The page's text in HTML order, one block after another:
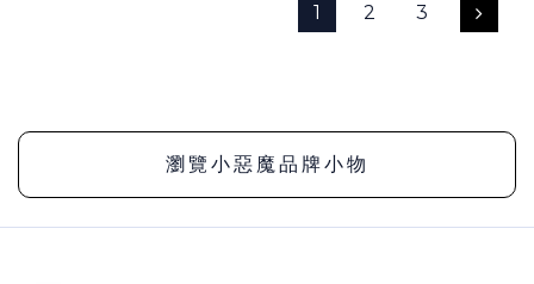
1 2 3
瀏覽小惡魔品牌小物